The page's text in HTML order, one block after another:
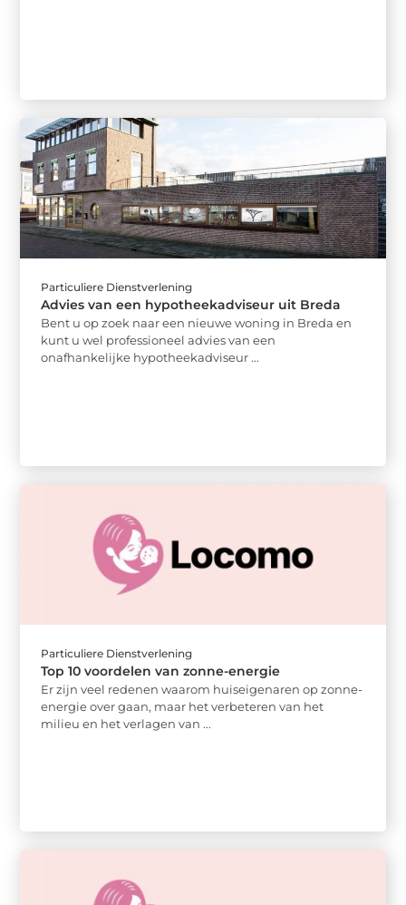
Particuliere Dienstverlening
Advies van een hypotheekadviseur uit Breda
Bent u op zoek naar een nieuwe woning in Breda en
kunt u wel professioneel advies van een
onafhankelijke hypotheekadviseur ...
Particuliere Dienstverlening
Top 10 voordelen van zonne-energie
Er zijn veel redenen waarom huiseigenaren op zonne-
energie over gaan, maar het verbeteren van het
milieu en het verlagen van ...